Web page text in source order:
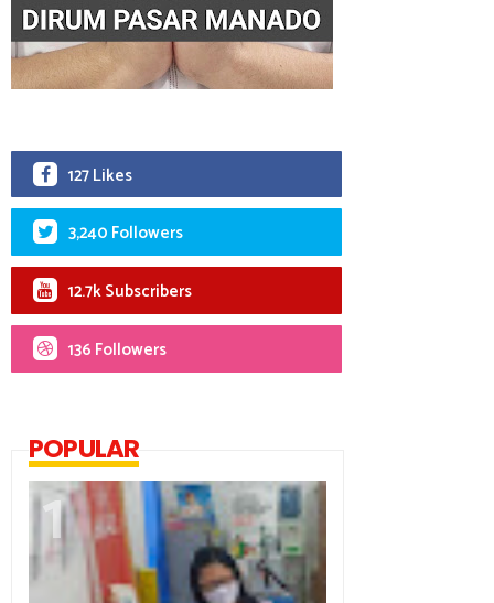
127 Likes
3,240 Followers
12.7k Subscribers
136 Followers
POPULAR